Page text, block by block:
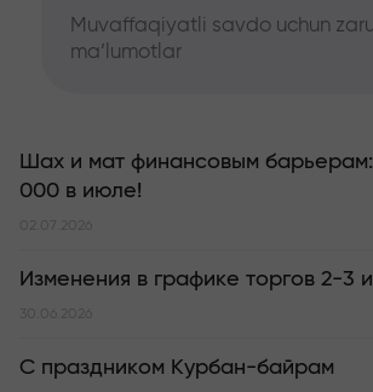
Muvaffaqiyatli savdo uchun
ma’lumotlar
Шах и мат финансовым
000 в июле!
02.07.2026
Изменения в графике торгов 2-3
30.06.2026
С праздником Курбан-байрам